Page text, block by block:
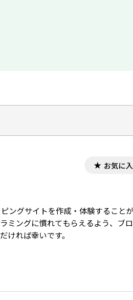
お気に
ングサイトを作成・体験すること
ミングに慣れてもらえるよう、ブ
れば幸いです。